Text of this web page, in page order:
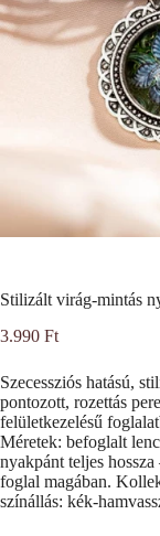
Stilizált virág-mintás
3.990 Ft
Szecessziós hatású,
pontozott, rozettás
felületkezelésű
Méretek: befoglalt
nyakpánt teljes
foglal magában.
színállás: kék-